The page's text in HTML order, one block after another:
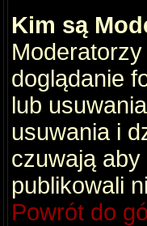
Kim są
doglądanie
lub
usuwania i
czuwają
publikowali
Powrót do